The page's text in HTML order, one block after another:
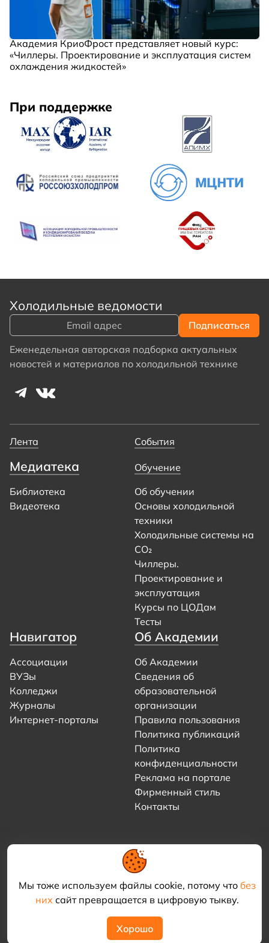
Академия КриоФрост представляет новый курс:
«Чиллеры. Проектирование и эксплуатация систем
охлаждения жидкостей»
Мы тоже используем файлы cookie, потому что без
нихсайт превращается в цифровую тыкву.
Хорошо
При поддержке
Холодильные ведомости
Еженедельная авторская подборка актуальных
новостей и материалов по холодильной технике
Лента События
Медиатека
Библиотека
Видеотека
Обучение
Об обучении
Основы холодильной
техники
Холодильные системы на
CO₂
Чиллеры.
Проектирование и
эксплуатация
Курсы по ЦОДам
Тесты
Навигатор
Ассоциации
ВУЗы
Колледжи
Журналы
Интернет-порталы
Об Академии
Об Академии
Сведения об
образовательной
организации
Правила пользования
Политика публикаций
Политика
конфиденциальности
Реклама на портале
Фирменный стиль
Контакты
© 2021–2026 «Академия КриоФрост»